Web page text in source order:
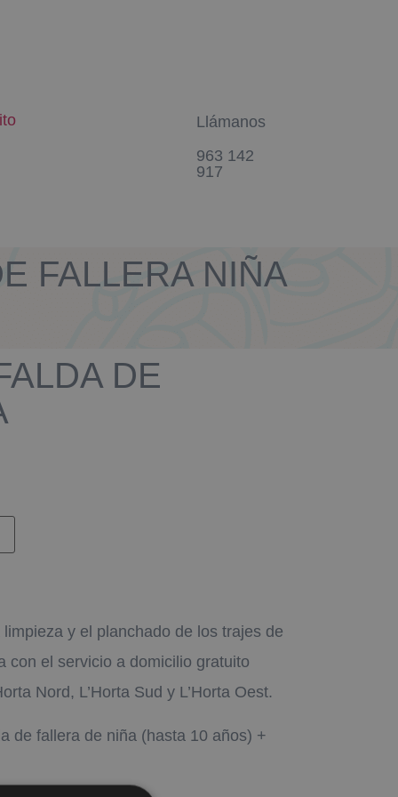
Llámanos
963 142
917
FALLERA NIÑA
DE
y el planchado de los trajes de
con el servicio a domicilio gratuito
Nord, L’Horta Sud y L’Horta Oest.
de fallera de niña (hasta 10 años) +